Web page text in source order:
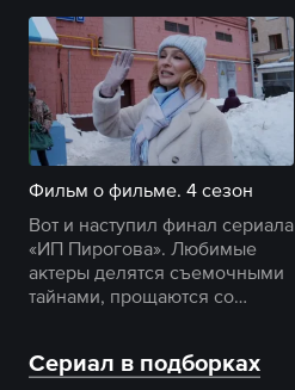
Фильм о фильме. 4 сезон
Вот и наступил финал сериала
«ИП Пирогова». Любимые
актеры делятся съемочными
тайнами, прощаются со
Сериал в подборках